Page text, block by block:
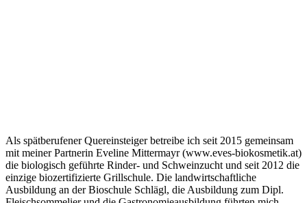
Als spätberufener Quereinsteiger betreibe ich seit 2015 gemeinsam
mit meiner Partnerin Eveline Mittermayr (www.eves-biokosmetik.at)
die biologisch geführte Rinder- und Schweinzucht und seit 2012 die
einzige biozertifizierte Grillschule. Die landwirtschaftliche
Ausbildung an der Bioschule Schlägl, die Ausbildung zum Dipl.